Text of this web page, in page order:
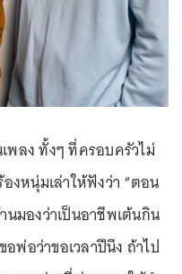
พลง ทั้งๆ ที่ครอบครัวไม่
งหนุ่มเล่าให้ฟังว่า “ตอน
นมองว่าเป็นอาชีพเต้นกิน
พ่อว่าขอเวลาปีนึง ถ้าไป